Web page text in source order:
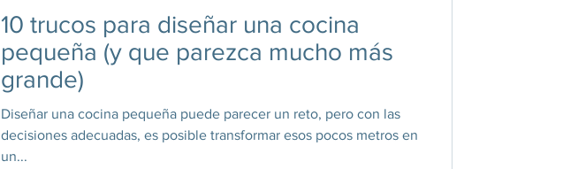
10 trucos para diseñar una cocina
pequeña (y que parezca mucho más
grande)
Diseñar una cocina pequeña puede parecer un reto, pero con las
decisiones adecuadas, es posible transformar esos pocos metros en
un...